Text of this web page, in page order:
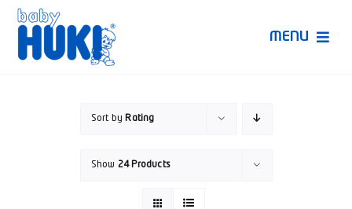
Skip
content
MENU
Sort by Rating
Show 24 Products